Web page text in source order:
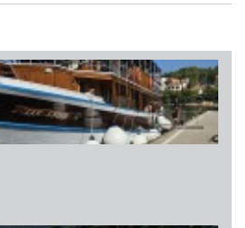
m, Volvo penta 350 KS